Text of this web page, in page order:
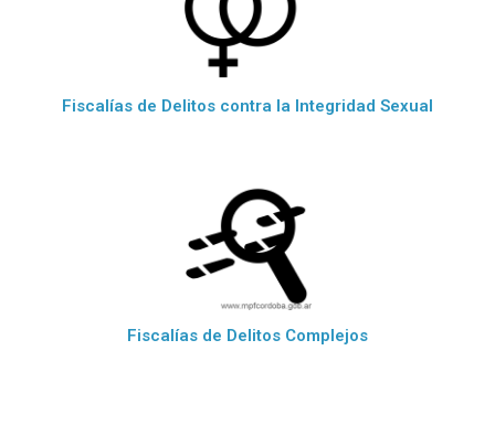
Fiscalías de Delitos contra la Integridad Sexual
Fiscalías de Delitos Complejos